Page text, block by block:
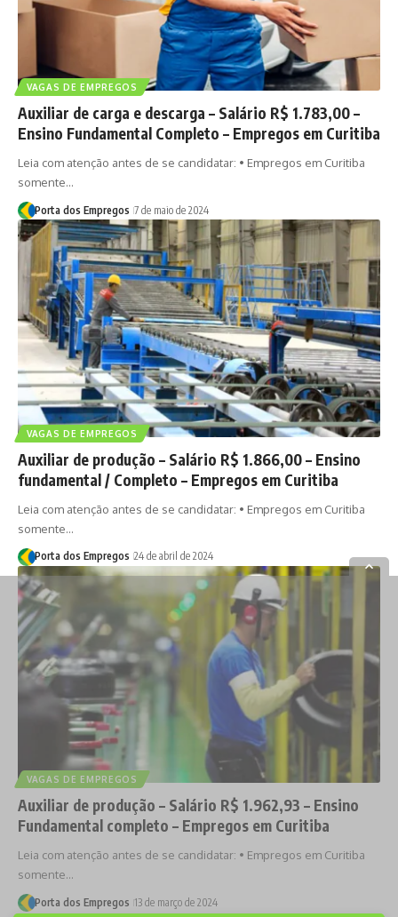
VAGAS DE EMPREGOS
Auxiliar de carga e descarga – Salário R$ 1.783,00 –
Ensino Fundamental Completo – Empregos em Curitiba
Leia com atenção antes de se candidatar: • Empregos em Curitiba
somente…
Porta dos Empregos 7 de maio de 2024
VAGAS DE EMPREGOS
Auxiliar de produção – Salário R$ 1.866,00 – Ensino
fundamental / Completo – Empregos em Curitiba
Leia com atenção antes de se candidatar: • Empregos em Curitiba
somente…
Porta dos Empregos 24 de abril de 2024
VAGAS DE EMPREGOS
Auxiliar de produção – Salário R$ 1.962,93 – Ensino
Fundamental completo – Empregos em Curitiba
Leia com atenção antes de se candidatar: • Empregos em Curitiba
somente…
Porta dos Empregos 13 de março de 2024